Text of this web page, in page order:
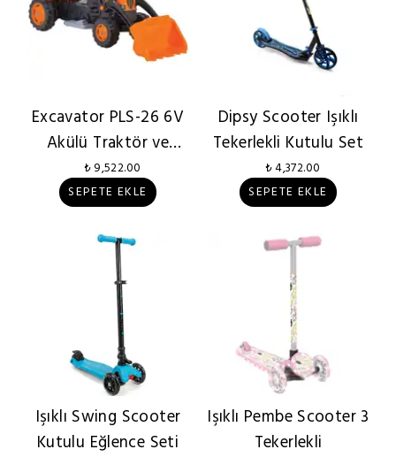
Excavator PLS-26 6V
Akülü Traktör ve
Kepçe
₺ 9,522.00
SEPETE EKLE
Dipsy Scooter Işıklı
Tekerlekli Kutulu Set
₺ 4,372.00
SEPETE EKLE
Işıklı Swing Scooter
Kutulu Eğlence Seti
Işıklı Pembe Scooter 3
Tekerlekli